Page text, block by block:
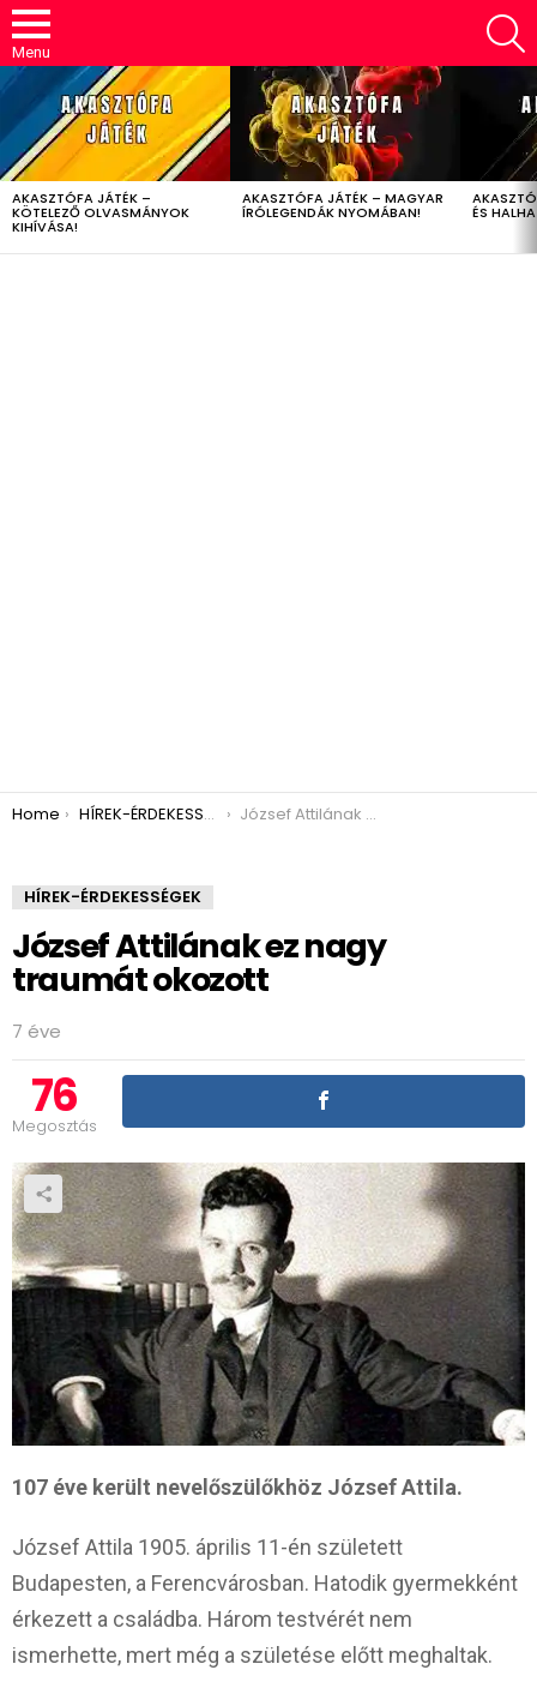
Menu
LATEST
STORIES
AKASZTÓFA JÁTÉK –
KÖTELEZŐ OLVASMÁNYOK
KIHÍVÁSA!
AKASZTÓFA JÁTÉK – MAGYAR
ÍRÓLEGENDÁK NYOMÁBAN! ÉS
You are here:
Home HÍREK-ÉRDEKESSÉGEK József Attilának ez nagy traumát okozott
HÍREK-ÉRDEKESSÉGEK
József Attilának ez nagy
traumát okozott
7 éve
76
Megosztás
107 éve került nevelőszülőkhöz József Attila.
József Attila 1905. április 11-én született
Budapesten, a Ferencvárosban. Hatodik gyermekként
érkezett a családba. Három testvérét nem
ismerhette, mert még a születése előtt meghaltak.